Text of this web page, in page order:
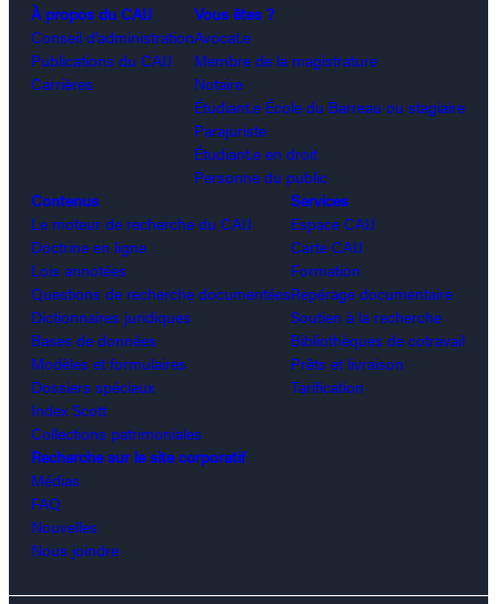
À propos du CAIJ
Conseil d’administration
Publications du CAIJ
Carrières
Vous êtes ?
Avocat.e
Membre de la magistrature
Notaire
Étudiant.e École du Barreau ou stagiaire
Parajuriste
Étudiant.e en droit
Personne du public
Contenus
Le moteur de recherche du CAIJ
Doctrine en ligne
Lois annotées
Questions de recherche documentées
Dictionnaires juridiques
Bases de données
Modèles et formulaires
Dossiers spéciaux
Index Scott
Collections patrimoniales
Services
Espace CAIJ
Carte CAIJ
Formation
Repérage documentaire
Soutien à la recherche
Bibliothèques de cotravail
Prêts et livraison
Tarification
Recherche sur le site corporatif
Médias
FAQ
Nouvelles
Nous joindre